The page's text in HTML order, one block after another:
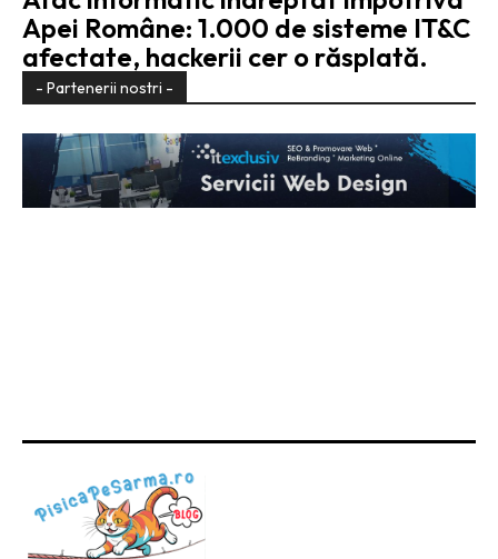
Apei Române: 1.000 de sisteme IT&C
afectate, hackerii cer o răsplată.
- Partenerii nostri -